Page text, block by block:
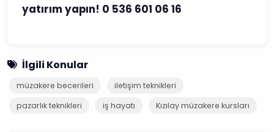
yatırım yapın! 0 536 601 06 16
İlgili Konular
müzakere becerileri
iletişim teknikleri
pazarlık teknikleri
iş hayatı Kızılay müzakere kursları